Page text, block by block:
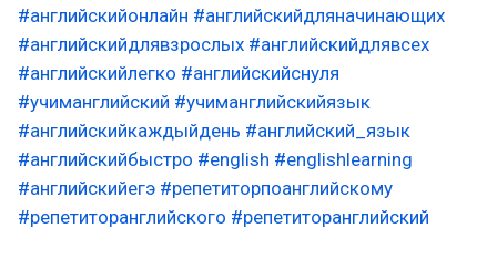
#английскийонлайн #английскийдляначинающих
#английскийдлявзрослых #английскийдлявсех
#английскийлегко #английскийснуля
#учиманглийский #учиманглийскийязык
#английскийкаждыйдень #английский_язык
#английскийбыстро #english #englishlearning
#английскийегэ #репетиторпоанглийскому
#репетиторанглийского #репетиторанглийский